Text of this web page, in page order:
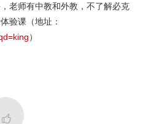
老师有中教和外教，不了解必克
验课（地址：
）
